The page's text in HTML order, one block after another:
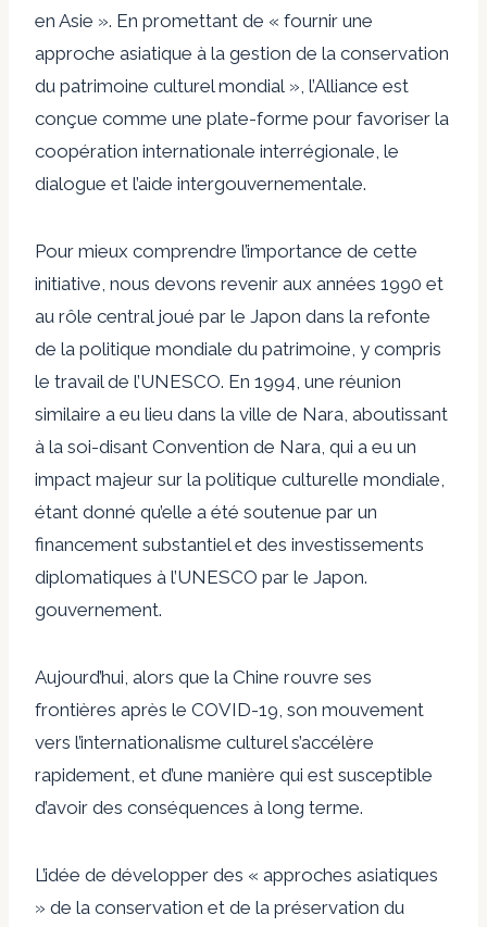
en Asie ». En promettant de « fournir une
approche asiatique à la gestion de la conservation
du patrimoine culturel mondial », l’Alliance est
conçue comme une plate-forme pour favoriser la
coopération internationale interrégionale, le
dialogue et l’aide intergouvernementale.
Pour mieux comprendre l’importance de cette
initiative, nous devons revenir aux années 1990 et
au rôle central joué par le Japon dans la refonte
de la politique mondiale du patrimoine, y compris
le travail de l’UNESCO. En 1994, une réunion
similaire a eu lieu dans la ville de Nara, aboutissant
à la soi-disant Convention de Nara, qui a eu un
impact majeur sur la politique culturelle mondiale,
étant donné qu’elle a été soutenue par un
financement substantiel et des investissements
diplomatiques à l’UNESCO par le Japon.
gouvernement.
Aujourd’hui, alors que la Chine rouvre ses
frontières après le COVID-19, son mouvement
vers l’internationalisme culturel s’accélère
rapidement, et d’une manière qui est susceptible
d’avoir des conséquences à long terme.
L’idée de développer des « approches asiatiques
» de la conservation et de la préservation du